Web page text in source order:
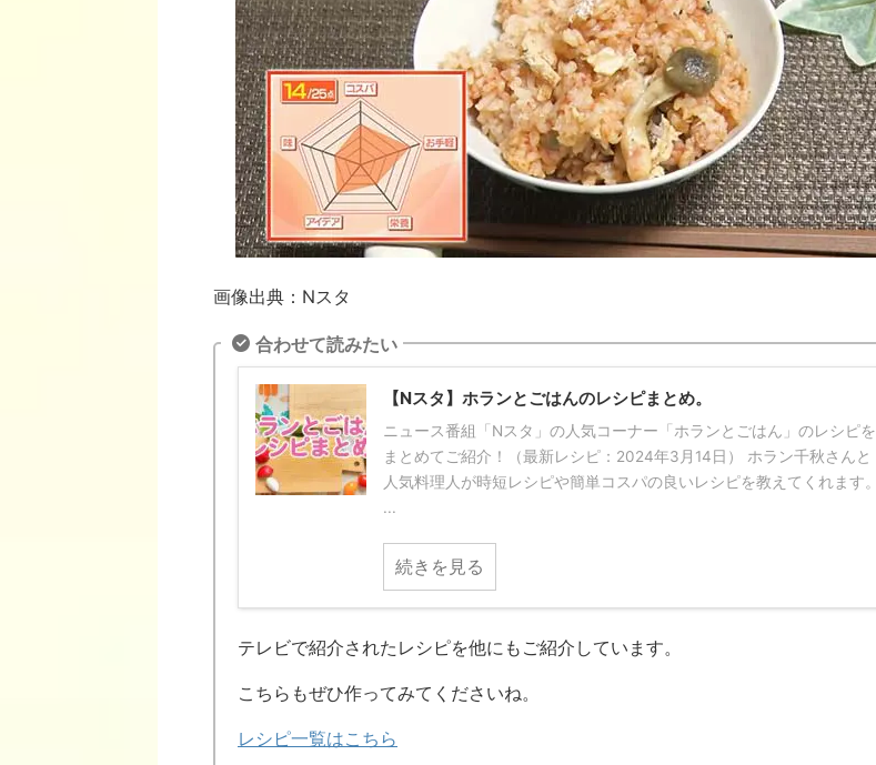
画像出典：Nスタ
合わせて読みたい
【Nスタ】ホランとごはんのレシピまとめ。
ニュース番組「Nスタ」の人気コーナー「ホランとごはん」のレシピを
まとめてご紹介！（最新レシピ：2024年3月14日） ホラン千秋さんと
人気料理人が時短レシピや簡単コスパの良いレシピを教えてくれます。
...
続きを見る
テレビで紹介されたレシピを他にもご紹介しています。
こちらもぜひ作ってみてくださいね。
レシピ一覧はこちら